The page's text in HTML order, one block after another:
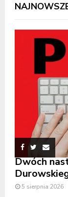
Dwóch
5 sierpnia 2026